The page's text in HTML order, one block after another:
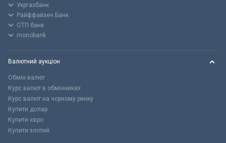
Укргазбанк
Райффайзен Банк
ОТП банк
monobank
Валютний аукціон
Обмін валют
Курс валют в обмінниках
Курс валют на чорному ринку
Купити долар
Купити євро
Купити злотий